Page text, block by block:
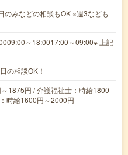
のみなどの相談もOK ※週3なども
～18:0017:00～09:00※ 上記
の相談OK！
1875円 / 介護福祉士：時給1800
時給1600円～2000円